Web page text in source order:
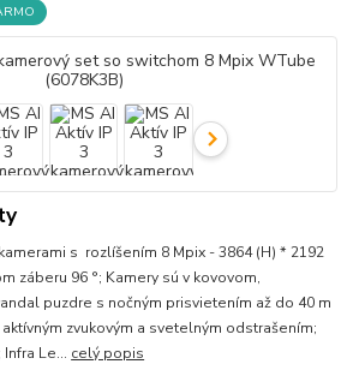
s rozlíšením 8 Mpix - 3864 (H) * 2192
záberu 96 °; Kamery sú v kovovom,
puzdre s nočným prisvietením až do 40 m
zvukovým a svetelným odstrašením;
Le... celý popis